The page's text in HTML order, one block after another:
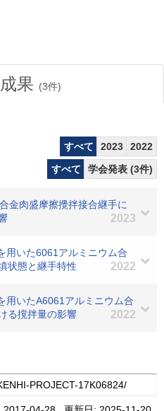
果 (3件)
すべて 2023
2022
すべて
学会発表 (3件)
金肉盛摩擦攪拌接合継手に
2023
用いた6061アルミニウム合
状態と継手特性
2022
用いたA6061アルミニウム合
る撹拌量の影響
2022